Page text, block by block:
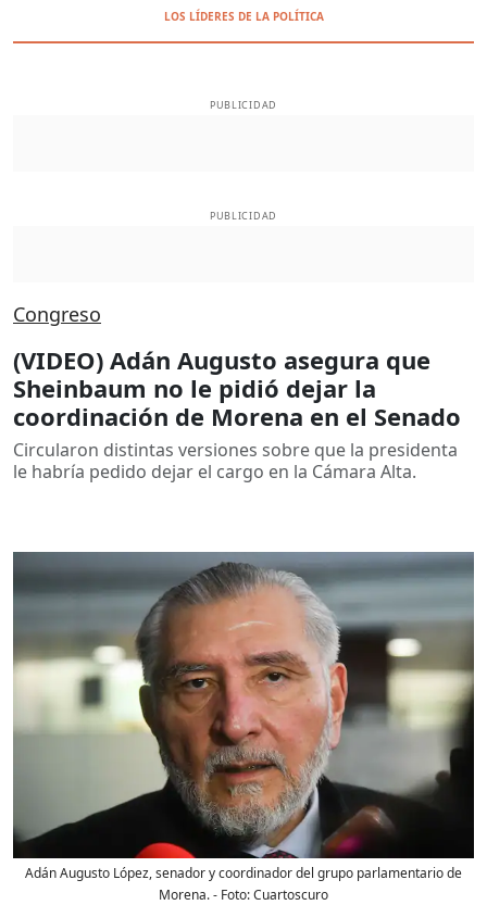
LOS LÍDERES DE LA POLÍTICA
PUBLICIDAD
PUBLICIDAD
Congreso
(VIDEO) Adán Augusto asegura que
Sheinbaum no le pidió dejar la
coordinación de Morena en el Senado
Circularon distintas versiones sobre que la presidenta
le habría pedido dejar el cargo en la Cámara Alta.
Adán Augusto López, senador y coordinador del grupo parlamentario de
Morena.- Foto:Cuartoscuro